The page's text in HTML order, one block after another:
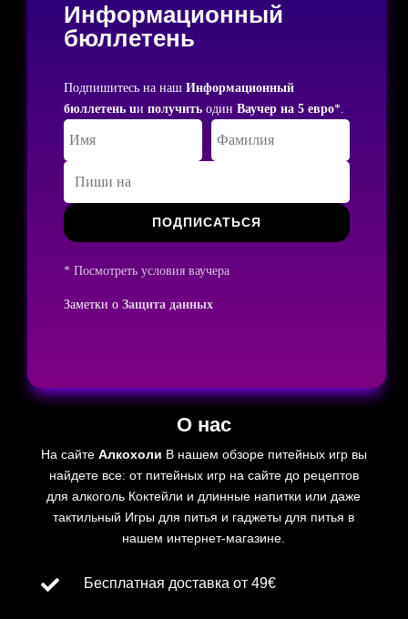
Информационный
бюллетень
Подпишитесь на наш Информационный
бюллетень uи получитьодин Ваучер на 5 евро*.
ПОДПИСАТЬСЯ
* Посмотреть условия ваучера
Заметки о Защита данных
О нас
На сайте Алкохоли В нашем обзоре питейных игр вы
найдете все: от питейных игр на сайте до рецептов
дляалкоголь Коктейли и длинные напитки или даже
тактильный Игры для питья и гаджеты для питья в
нашем интернет-магазине.
 Бесплатная доставка от 49€